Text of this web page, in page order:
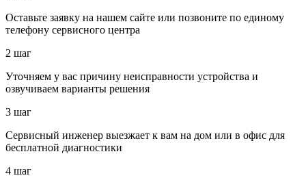
Оставьте заявку на нашем сайте или позвоните по единому
телефону сервисного центра
2 шаг
Уточняем у вас причину неисправности устройства и
озвучиваем варианты решения
3 шаг
Сервисный инженер выезжает к вам на дом или в офис для
бесплатной диагностики
4 шаг